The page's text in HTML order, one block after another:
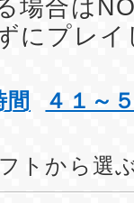
場合は
にプレ
間 ４１～
トから選